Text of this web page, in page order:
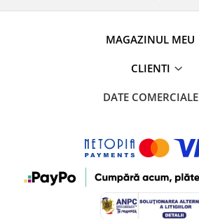
MAGAZINUL MEU
CLIENTI
DATE COMERCIALE